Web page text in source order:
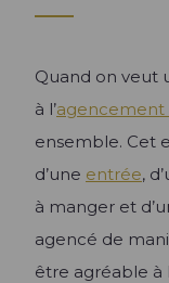
Quand on veut
à l’agencement
ensemble. Cet
d’une entrée,
à manger et
agencé de
être agréable à